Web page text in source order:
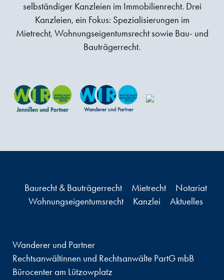
selbständiger Kanzleien im Immobilienrecht. Drei
Kanzleien, ein Fokus: Spezialisierungen im
Mietrecht, Wohnungseigentumsrecht sowie Bau- und
Bauträgerrecht.
Baurecht & Bauträgerrecht Mietrecht
Notariat
Wohnungseigentumsrecht
Kanzlei Aktuelles
Wanderer und Partner
Rechtsanwältinnen und Rechtsanwälte PartG mbB
Bürocenter am Lützowplatz